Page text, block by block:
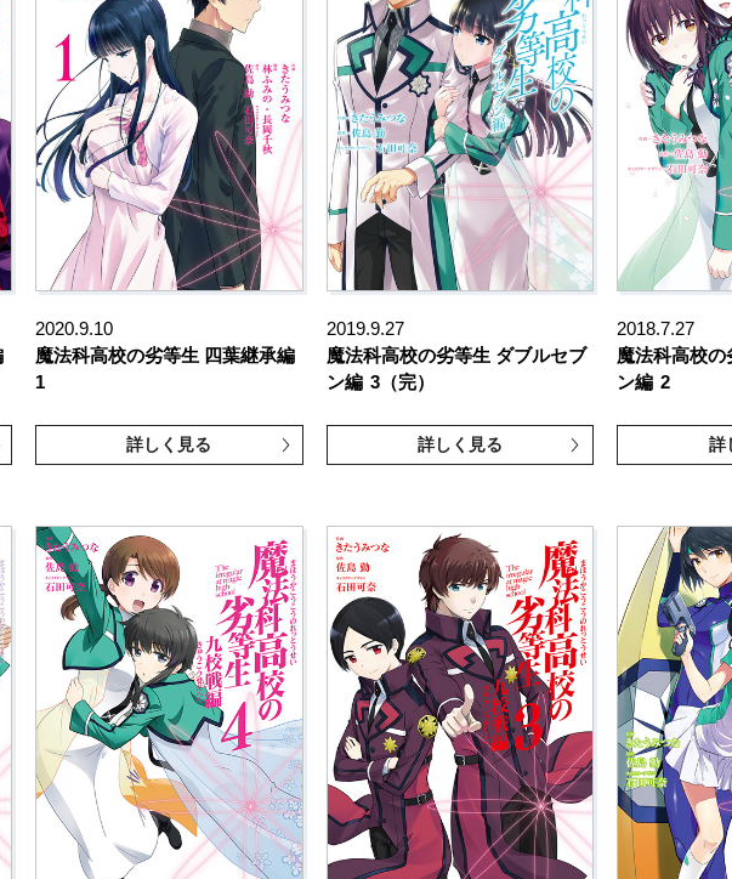
2020.9.10
魔法科高校の劣等生 四葉継承編
1
詳しく見る
2019.9.27
魔法科高校の劣等生 ダブルセブ
ン編 3（完）
詳しく見る
2018.7.27
魔法科高校
ン編 2
詳